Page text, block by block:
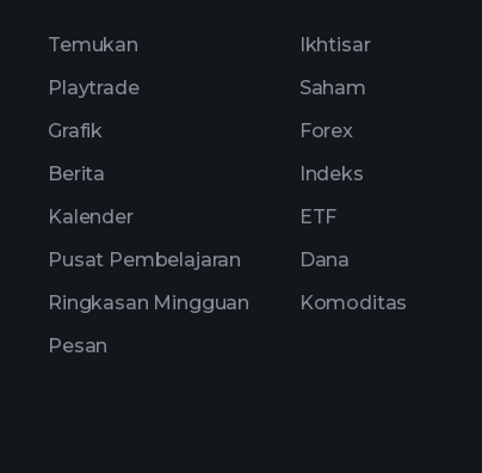
Temukan
Playtrade
Grafik
Berita
Kalender
Pusat Pembelajaran
Ringkasan Mingguan
Pesan
Ikhtisar
Saham
Forex
Indeks
ETF
Dana
Komoditas